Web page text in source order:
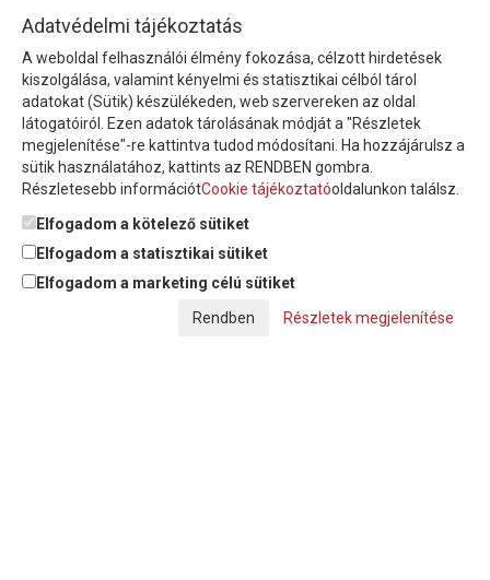
HÍRLEVÉL
Íratkozzon fel hírlevelünkre!
Feliratkozom a hírlevélre és nyilatkozom, hogy azadatkezelési
tájékoztatót elolvastam, megismertem és elfogadom.
© Copyright Triász-Tömlő Kft. | Minden jog fenntartva!
Adatvédelmi tájékoztatás
A weboldal felhasználói élmény fokozása, célzott hirdetések
kiszolgálása, valamint kényelmi és statisztikai célból tárol
adatokat (Sütik) készülékeden, web szervereken az oldal
látogatóiról. Ezen adatok tárolásának módját a "Részletek
megjelenítése"-re kattintva tudod módosítani. Ha hozzájárulsz a
sütik használatához, kattints az RENDBEN gombra.
Részletesebb információtCookie tájékoztatóoldalunkon találsz.
Elfogadom a kötelező sütiket
Elfogadom a statisztikai sütiket
Elfogadom a marketing célú sütiket
Részletek megjelenítése